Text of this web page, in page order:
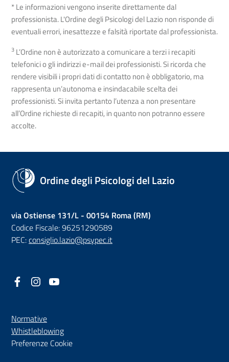
* Le informazioni vengono inserite direttamente dal
professionista. L'Ordine degli Psicologi del Lazio non risponde di
eventuali errori, inesattezze e falsità riportate dal professionista.
3 L’Ordine non è autorizzato a comunicare a terzi i recapiti
telefonici o gli indirizzi e-mail dei professionisti. Si ricorda che
rendere visibili i propri dati di contatto non è obbligatorio, ma
rappresenta un’autonoma e insindacabile scelta dei
professionisti. Si invita pertanto l’utenza a non presentare
all’Ordine richieste di recapiti, in quanto non potranno essere
accolte.
Ordine degli Psicologi del Lazio
via Ostiense 131/L - 00154 Roma (RM)
Codice Fiscale: 96251290589
PEC:consiglio.lazio@psypec.it
Facebook
(nuova scheda - new tab)
Instagram
(nuova scheda - new tab)
Normative
Whistleblowing(nuova scheda - new tab)
Preferenze Cookie